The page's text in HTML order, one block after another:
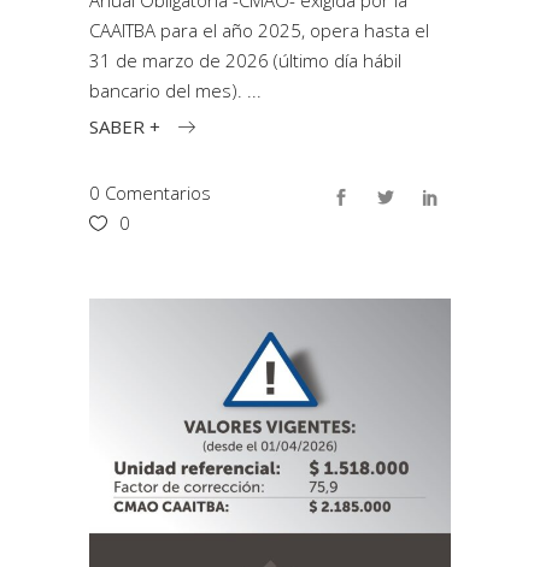
CAAITBA para el año 2025, opera hasta el
31 de marzo de 2026 (último día hábil
bancario del mes).
SABER +
0 Comentarios
0